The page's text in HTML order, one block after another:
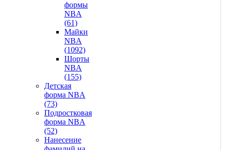
формы
NBA
(61)
Майки
NBA
(1092)
Шорты
NBA
(155)
Детская
форма NBA
(73)
Подростковая
форма NBA
(52)
Нанесение